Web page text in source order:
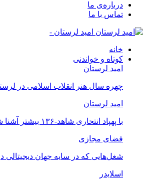
درباره‌ی ما
تماس با ما
امید لرستان -
خانه
کوتاه و خواندنی
امید لرستان
چهره سال هنر انقلاب اسلامی در
امید لرستان
با پهپاد انتحاری شاهد-۱۳۶ بیشتر آشنا شوید
فضای مجازی
شغل‌‌هایی که در سایه جهان دیجیتالی
اسلایدر